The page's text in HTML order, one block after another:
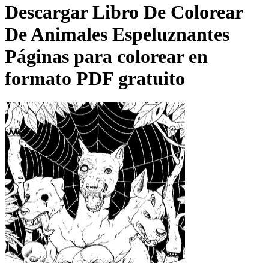
Descargar Libro De Colorear
De Animales Espeluznantes
Páginas para colorear en
formato PDF gratuito